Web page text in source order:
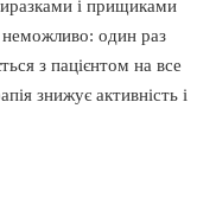
і прищиками
неможливо: один раз
з пацієнтом на все
знижує активність і